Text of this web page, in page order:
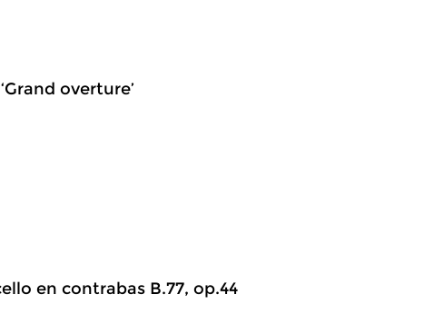
overture’
en contrabas B.77, op.44